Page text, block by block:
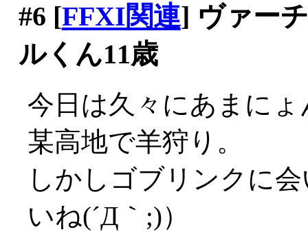
#6 [FFXI関連] ヴァー
ルくん11歳
今日は久々にあまに
某高地で羊狩り。
しかしゴブリンクに
いね(´Д｀;)）